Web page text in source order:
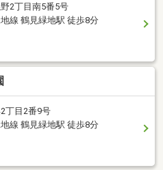
2丁目南5番5号
線 鶴見緑地駅 徒歩8分
丁目2番9号
線 鶴見緑地駅 徒歩8分